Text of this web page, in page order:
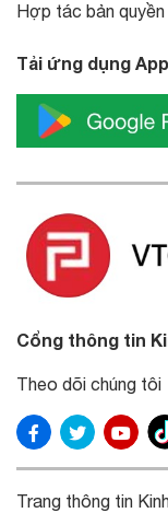
Hợp tác bản quyền
Tải ứng dụng App
Cổng thông tin
Theo dõi chúng tôi
Trang thông tin